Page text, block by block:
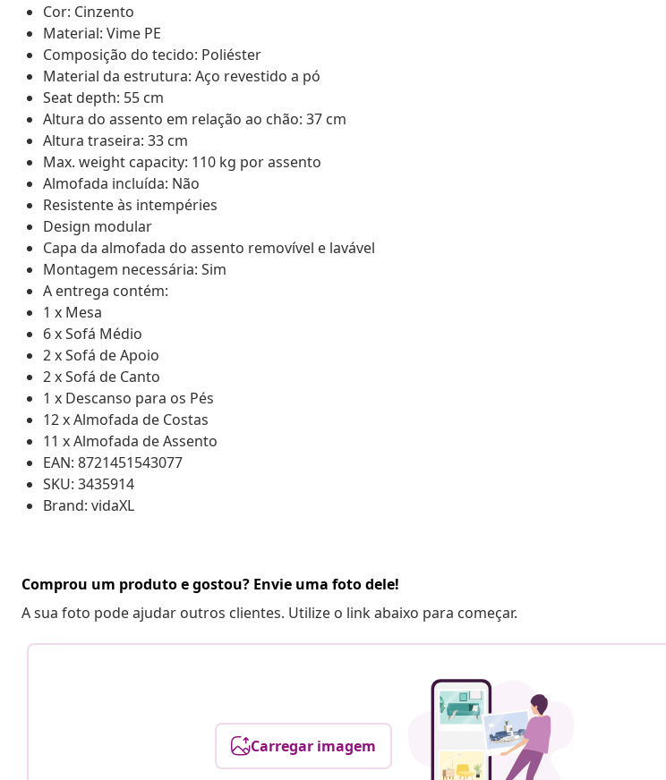
Cor: Cinzento
Material: Vime PE
Composição do tecido: Poliéster
Material da estrutura: Aço revestido a pó
Seat depth: 55 cm
Altura do assento em relação ao chão: 37 cm
Altura traseira: 33 cm
Max. weight capacity: 110 kg por assento
Almofada incluída: Não
Resistente às intempéries
Design modular
Capa da almofada do assento removível e lavável
Montagem necessária: Sim
A entrega contém:
1 x Mesa
6 x Sofá Médio
2 x Sofá de Apoio
2 x Sofá de Canto
1 x Descanso para os Pés
12 x Almofada de Costas
11 x Almofada de Assento
EAN: 8721451543077
SKU: 3435914
Brand: vidaXL
Comprou um produto e gostou? Envie uma foto dele!
A sua foto pode ajudar outros clientes. Utilize o link abaixo para começar.
Carregar imagem